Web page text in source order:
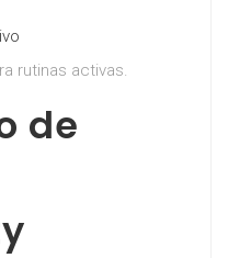
rutinas activas.
de